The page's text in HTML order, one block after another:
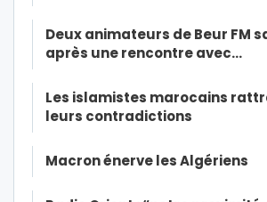
Deux animateurs de Beur FM
après une rencontre avec…
Les islamistes marocains
leurs contradictions
Macron énerve les Algériens